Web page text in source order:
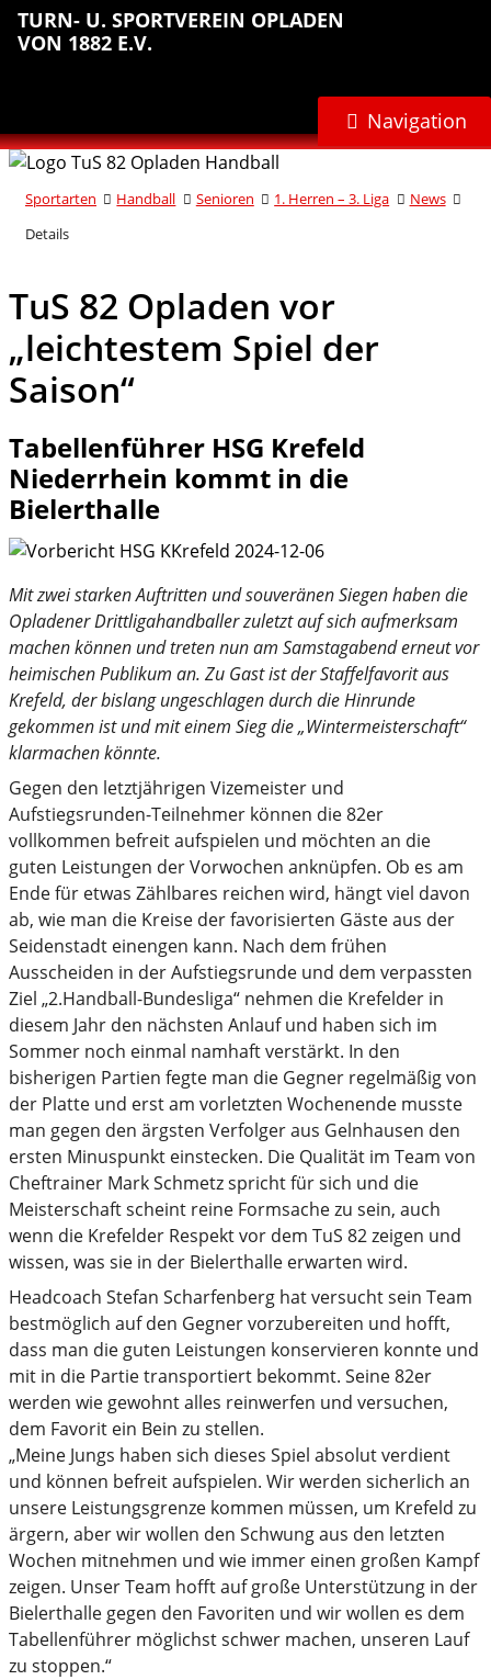
Sprungmarken
Inhalt
anspringen
Hauptnavigation
anspringen
Abteilungsnavigation
anspringen
Fußbereich
anspringen
TURN- U. SPORTVEREIN OPLADEN
VON 1882 E.V.
Navigation
Sportarten Handball Senioren 1. Herren – 3. Liga
News
Details
TuS 82 Opladen vor
„leichtestem Spiel der
Saison“
Tabellenführer HSG Krefeld
Niederrhein kommt in die
Bielerthalle
Mit zwei starken Auftritten und souveränen Siegen haben die
Opladener Drittligahandballer zuletzt auf sich aufmerksam
machen können und treten nun am Samstagabend erneut vor
heimischen Publikum an. Zu Gast ist der Staffelfavorit aus
Krefeld, der bislang ungeschlagen durch die Hinrunde
gekommen ist und mit einem Sieg die „Wintermeisterschaft“
klarmachen könnte.
Gegen den letztjährigen Vizemeister und
Aufstiegsrunden-Teilnehmer können die 82er
vollkommen befreit aufspielen und möchten an die
guten Leistungen der Vorwochen anknüpfen. Ob es am
Ende für etwas Zählbares reichen wird, hängt viel davon
ab, wie man die Kreise der favorisierten Gäste aus der
Seidenstadt einengen kann. Nach dem frühen
Ausscheiden in der Aufstiegsrunde und dem verpassten
Ziel „2.Handball-Bundesliga“ nehmen die Krefelder in
diesem Jahr den nächsten Anlauf und haben sich im
Sommer noch einmal namhaft verstärkt. In den
bisherigen Partien fegte man die Gegner regelmäßig von
der Platte und erst am vorletzten Wochenende musste
man gegen den ärgsten Verfolger aus Gelnhausen den
ersten Minuspunkt einstecken. Die Qualität im Team von
Cheftrainer Mark Schmetz spricht für sich und die
Meisterschaft scheint reine Formsache zu sein, auch
wenn die Krefelder Respekt vor dem TuS 82 zeigen und
wissen, was sie in der Bielerthalle erwarten wird.
Headcoach Stefan Scharfenberg hat versucht sein Team
bestmöglich auf den Gegner vorzubereiten und hofft,
dass man die guten Leistungen konservieren konnte und
mit in die Partie transportiert bekommt. Seine 82er
werden wie gewohnt alles reinwerfen und versuchen,
dem Favorit ein Bein zu stellen.
„Meine Jungs haben sich dieses Spiel absolut verdient
und können befreit aufspielen. Wir werden sicherlich an
unsere Leistungsgrenze kommen müssen, um Krefeld zu
ärgern, aber wir wollen den Schwung aus den letzten
Wochen mitnehmen und wie immer einen großen Kampf
zeigen. Unser Team hofft auf große Unterstützung in der
Bielerthalle gegen den Favoriten und wir wollen es dem
Tabellenführer möglichst schwer machen, unseren Lauf
zu stoppen.“